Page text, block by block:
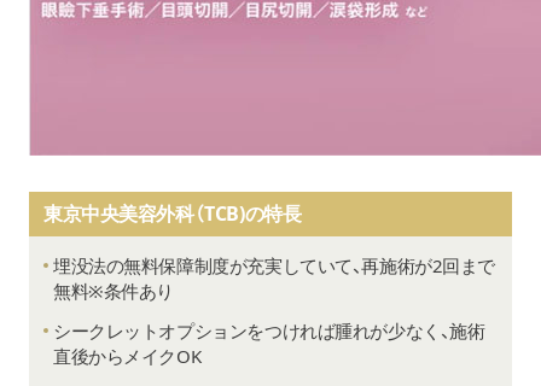
東京中央美容外科（TCB)の特長
埋没法の無料保障制度が充実していて、再施術が2回まで
無料※条件あり
シークレットオプションをつければ腫れが少なく、施術
直後からメイクOK